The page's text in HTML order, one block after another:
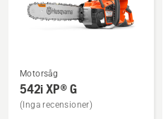
Se
mer
information
Motorsåg
542i XP® G
(Inga recensioner)